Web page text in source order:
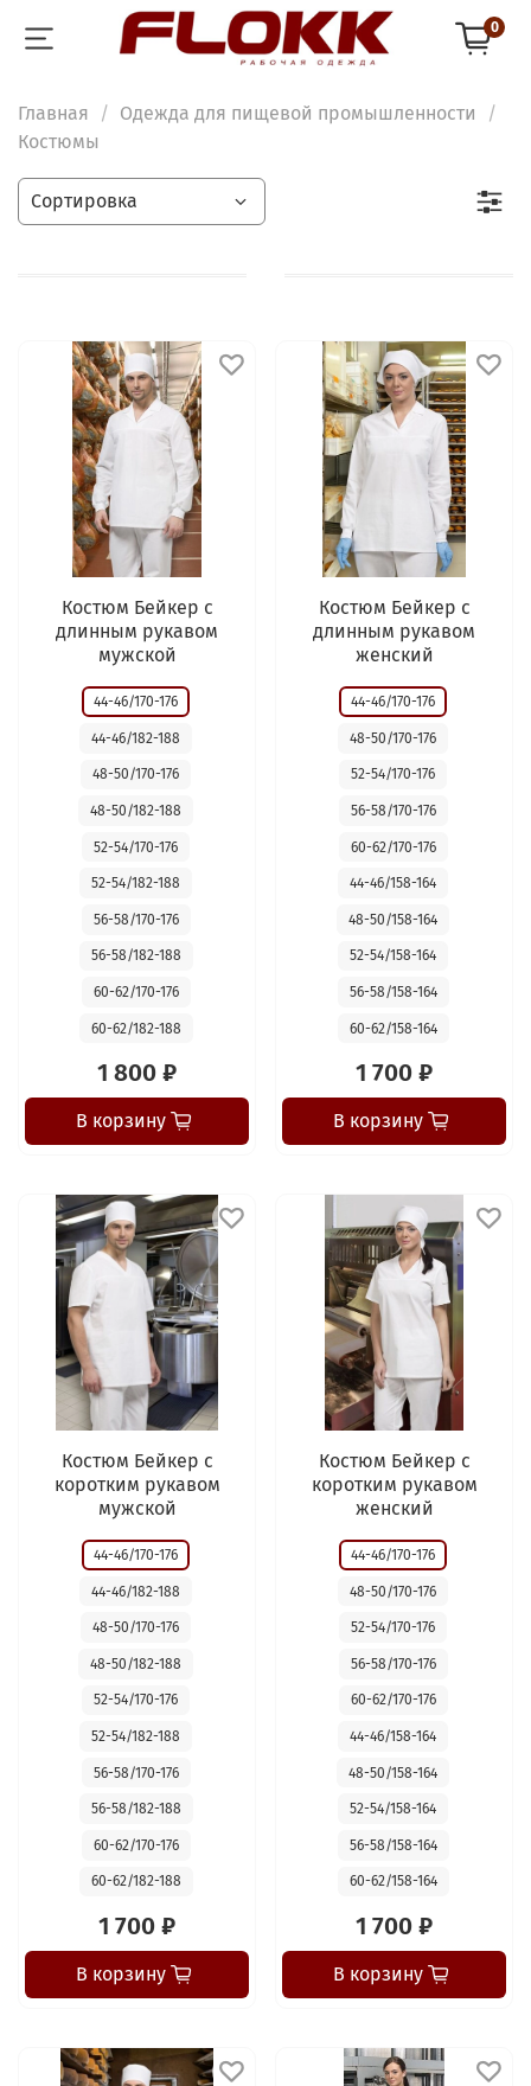
0
Главная
Одежда для пищевой промышленности
Костюмы
Костюм Бейкер с
длинным рукавом
мужской
44-46/170-176
44-46/182-188
48-50/170-176
48-50/182-188
52-54/170-176
52-54/182-188
56-58/170-176
56-58/182-188
60-62/170-176
60-62/182-188
1 800 ₽
В корзину
Костюм Бейкер с
длинным рукавом
женский
44-46/170-176
48-50/170-176
52-54/170-176
56-58/170-176
60-62/170-176
44-46/158-164
48-50/158-164
52-54/158-164
56-58/158-164
60-62/158-164
1 700 ₽
В корзину
Костюм Бейкер с
коротким рукавом
мужской
44-46/170-176
44-46/182-188
48-50/170-176
48-50/182-188
52-54/170-176
52-54/182-188
56-58/170-176
56-58/182-188
60-62/170-176
60-62/182-188
1 700 ₽
В корзину
Костюм Бейкер с
коротким рукавом
женский
44-46/170-176
48-50/170-176
52-54/170-176
56-58/170-176
60-62/170-176
44-46/158-164
48-50/158-164
52-54/158-164
56-58/158-164
60-62/158-164
1 700 ₽
В корзину